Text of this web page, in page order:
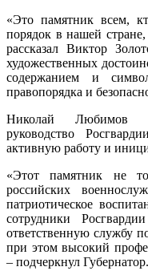
«Это памятник всем,
порядок в нашей
рассказал Виктор
художественных
содержанием и
правопорядка и
Николай Любимов
руководство
активную работу и
«Этот памятник не
российских
патриотическое
сотрудники
ответственную службу
при этом высокий
– подчеркнул Губернатор.